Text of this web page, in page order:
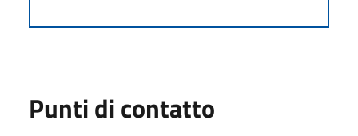
Punti di contatto